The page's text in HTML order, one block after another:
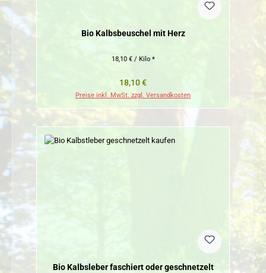
Bio Kalbsbeuschel mit Herz
18,10 € / Kilo *
Regulärer Preis:
18,10 €
Preise inkl. MwSt. zzgl. Versandkosten
Bio Kalbsleber faschiert oder geschnetzelt